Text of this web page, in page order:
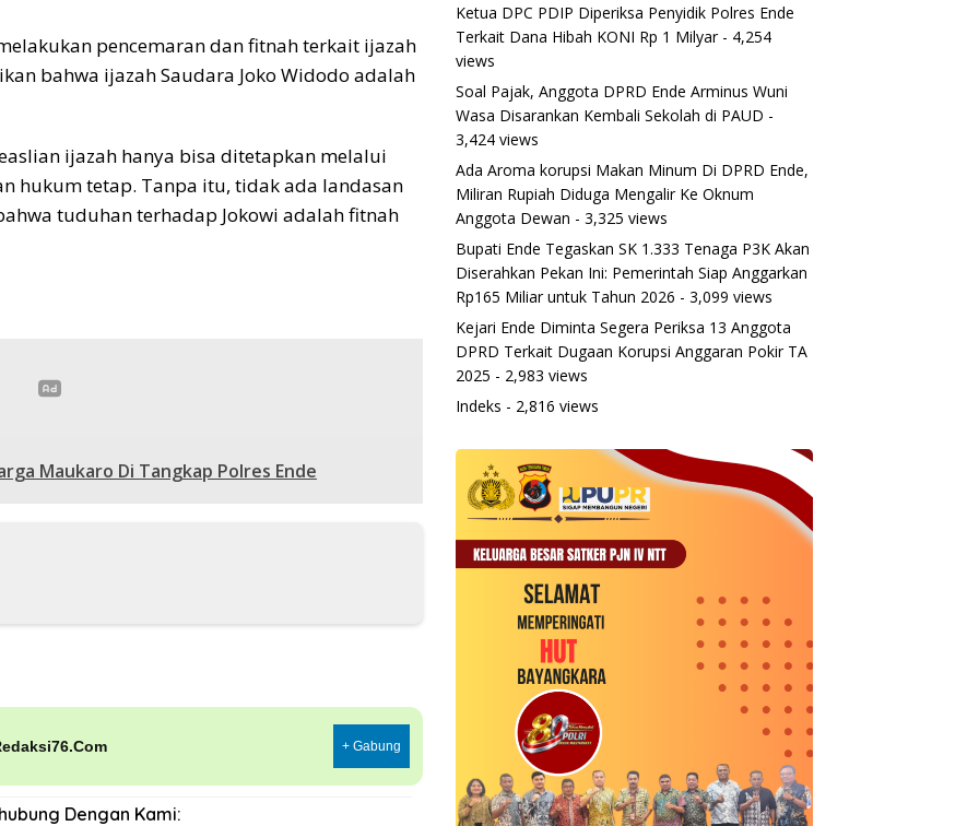
pencemaran dan fitnah terkait ijazah
bahwa ijazah Saudara Joko Widodo adalah
ijazah hanya bisa ditetapkan melalui
hukum tetap. Tanpa itu, tidak ada landasan
tuduhan terhadap Jokowi adalah fitnah
Maukaro Di Tangkap Polres Ende
+ Gabung
Dengan Kami:
Ketua DPC PDIP Diperiksa Penyidik Polres Ende
Terkait Dana Hibah KONI Rp 1 Milyar- 4,254
views
Soal Pajak, Anggota DPRD Ende Arminus Wuni
Wasa Disarankan Kembali Sekolah di PAUD -
3,424 views
Ada Aroma korupsi Makan Minum Di DPRD Ende,
Miliran Rupiah Diduga Mengalir Ke Oknum
Anggota Dewan - 3,325 views
Bupati Ende Tegaskan SK 1.333 Tenaga P3K Akan
Diserahkan Pekan Ini: Pemerintah Siap Anggarkan
Rp165 Miliar untuk Tahun 2026 - 3,099 views
Kejari Ende Diminta Segera Periksa 13 Anggota
DPRD Terkait Dugaan Korupsi Anggaran Pokir TA
2025 - 2,983 views
Indeks - 2,816 views